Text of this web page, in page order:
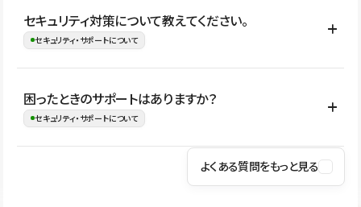
はい。CMSやコンポーネントを活用して更新範囲を設計しておく
ことで、デザインを崩しにくい状態で運用できます。 さらにコン
ながらレイアウトに影響を与えずに更新作業を進めやすくなりま
す。
セキュリティ対策について教えてください。
セキュリティ・サポートについて
Studioでは、公開サイトやサービスを安全に利用できるよう、通信
の暗号化、データ保護、アクセス管理、脆弱性対策など、複数の観
はSSL/TLSによる通信暗号化に対応しており、悪質なスクリプトの
困ったときのサポートはありますか？
セキュリティ・サポートについて
操作方法や機能については、ヘルプセンターでご確認いただけま
よくある質問をもっと見る